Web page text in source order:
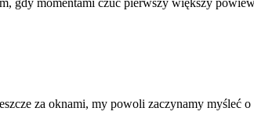
gdy momentami czuć pierwszy większy
za oknami, my powoli zaczynamy myśleć